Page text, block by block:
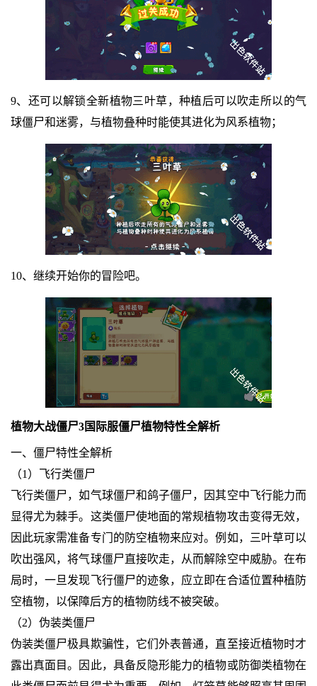
9、还可以解锁全新植物三叶草，种植后可以吹走所以的气
球僵尸和迷雾，与植物叠种时能使其进化为风系植物；
10、继续开始你的冒险吧。
植物大战僵尸3国际服僵尸植物特性全解析
一、僵尸特性全解析
（1）飞行类僵尸
飞行类僵尸，如气球僵尸和鸽子僵尸，因其空中飞行能力而
显得尤为棘手。这类僵尸使地面的常规植物攻击变得无效，
因此玩家需准备专门的防空植物来应对。例如，三叶草可以
吹出强风，将气球僵尸直接吹走，从而解除空中威胁。在布
局时，一旦发现飞行僵尸的迹象，应立即在合适位置种植防
空植物，以保障后方的植物防线不被突破。
（2）伪装类僵尸
伪装类僵尸极具欺骗性，它们外表普通，直至接近植物时才
露出真面目。因此，具备反隐形能力的植物或防御类植物在